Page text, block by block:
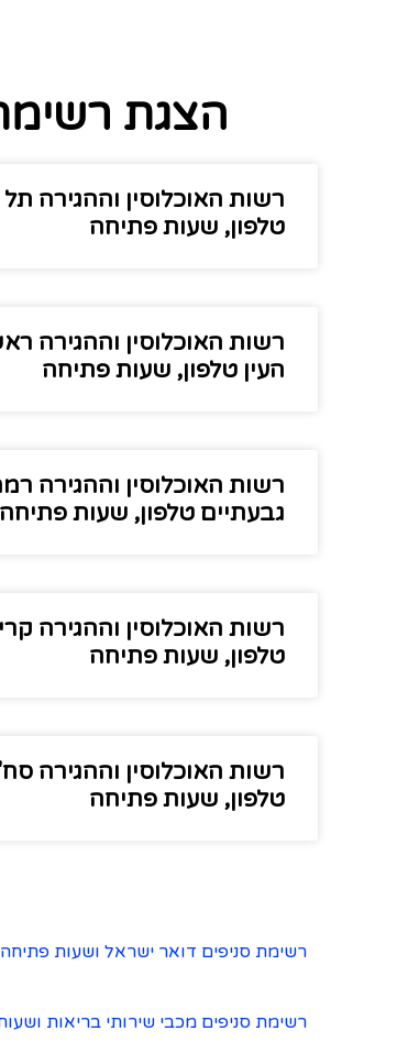
הצגת
רשות האוכלוסין וההגירה
טלפון, שעות פתיחה
רשות האוכלוסין וההגירה
העין טלפון, שעות פתיחה
רשות האוכלוסין וההגירה
גבעתיים טלפון, שעות פתיחה
רשות האוכלוסין וההגירה
טלפון, שעות פתיחה
רשות האוכלוסין וההגירה
טלפון, שעות פתיחה
רשימת סניפים דואר ישראל ושעות פתיחה
רשימת סניפים מכבי שירותי בריאות